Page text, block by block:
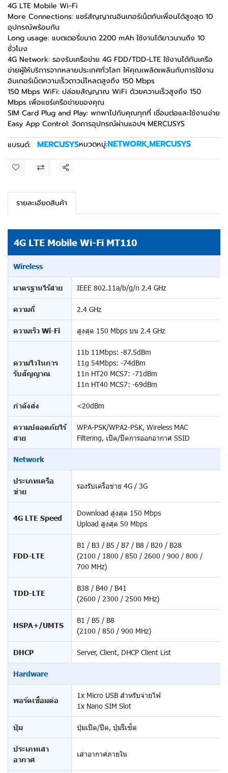
4G LTE Mobile Wi-Fi
More Connections: แชร์สัญญาณอินเทอร์เน็ตกับเพื่อนได้สูงสุด 10
อุปกรณ์พร้อมกัน
Long usage: แบตเตอรี่ขนาด 2200 mAh ใช้งานได้ยาวนานถึง 10
ชั่วโมง
4G Network: รองรับเครือข่าย 4G FDD/TDD-LTE ใช้งานได้กับเครือ
ข่ายผู้ให้บริการจากหลายประเทศทั่วโลก ให้คุณเพลิดเพลินกับการใช้งาน
อินเทอร์เน็ตความเร็วดาวน์โหลดสูงถึง 150 Mbps
150 Mbps WiFi: ปล่อยสัญญาณ WiFi ด้วยความเร็วสูงถึง 150
Mbps เพื่อแชร์เครือข่ายของคุณ
SIM Card Plug and Play: พกพาไปกับคุณทุกที่ เชื่อมต่อและใช้งานง่าย
Easy App Control: จัดการอุปกรณ์ผ่านแอปฯ MERCUSYS
แบรนด์:
MERCUSYSหมวดหมู่:NETWORK,MERCUSYS
แชร์
รายละเอียดสินค้า
4G LTE Mobile Wi-Fi MT110
Wireless
มาตรฐานไร้สาย IEEE 802.11a/b/g/n 2.4 GHz
ความถี่ 2.4 GHz
ความเร็ว Wi-Fi สูงสุด 150 Mbps บน 2.4 GHz
ความไวในการ
รับสัญญาณ
11b 11Mbps: -87.5dBm
11g 54Mbps: -74dBm
11n HT20 MCS7: -71dBm
11n HT40 MCS7: -69dBm
กำลังส่ง <20dBm
ความปลอดภัยไร้
สาย
WPA-PSK/WPA2-PSK, Wireless MAC
Filtering, เปิด/ปิดการออกอากาศ SSID
Network
ประเภทเครือ
ข่าย
รองรับเครือข่าย 4G / 3G
4G LTE Speed
Download สูงสุด 150 Mbps
Upload สูงสุด 50 Mbps
FDD-LTE
B1 / B3 / B5 / B7 / B8 / B20 / B28
(2100 / 1800 / 850 / 2600 / 900 / 800 /
700 MHz)
TDD-LTE
B38 / B40 / B41
(2600 / 2300 / 2500 MHz)
HSPA+/UMTS
B1 / B5 / B8
(2100 / 850 / 900 MHz)
DHCP Server, Client, DHCP Client List
Hardware
พอร์ตเชื่อมต่อ
1x Micro USB สำหรับจ่ายไฟ
1x Nano SIM Slot
ปุ่ม ปุ่มเปิด/ปิด, ปุ่มรีเซ็ต
ประเภทเสา
อากาศ
เสาอากาศภายใน